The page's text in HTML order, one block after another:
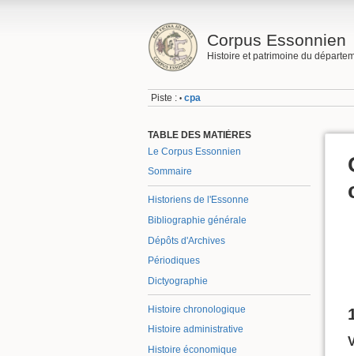
Corpus Essonnien
Histoire et patrimoine du
Piste : • cpa
TABLE DES MATIÈRES
Le Corpus Essonnien
Sommaire
Historiens de l'Essonne
Bibliographie générale
Dépôts d'Archives
Périodiques
Dictyographie
Histoire chronologique
Histoire administrative
Histoire économique